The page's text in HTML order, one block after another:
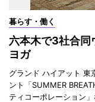
暮らす・働く
六本木で3社合
ヨガ
グランド ハイアット 東
ント「SUMMER
ティコーポレーション